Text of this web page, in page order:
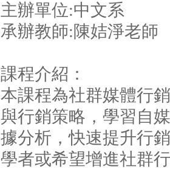
主辦單位:中文系
承辦教師:陳姞淨老師
課程介紹：
本課程為社群媒體行
與行銷策略，學習自
據分析，快速提升行
學者或希望增進社群